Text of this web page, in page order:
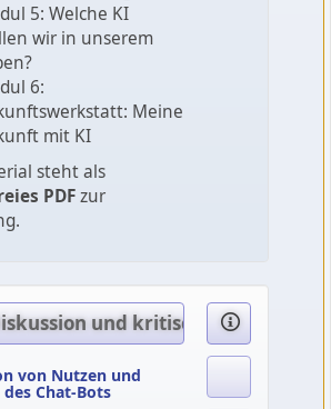
5: Welche KI
wir in unserem
6:
Meine
mit KI
steht als
PDFzur
und kritischer Umgang
von Nutzen und
Chat-Bots